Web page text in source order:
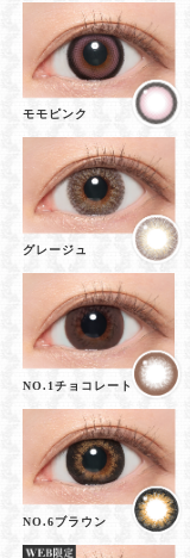
モモピンク
グレージュ
NO.1チョコレート
NO.6ブラウン